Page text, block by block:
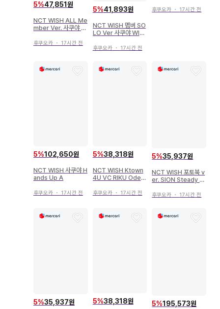
5%47,851원
NCT WISH ALL Me
mber Ver. 사쿠야 W
후쿠오카 ・ 17시간 전
5%41,893원
NCT WISH 멤버 SO
LO Ver 사쿠야 WIS
후쿠오카・ 17시간 전
후쿠오카 ・ 17시간 전
5%102,650원
NCT WISH 사쿠야 H
ands Up A
후쿠오카 ・ 17시간 전
5%38,318원
NCT WISH Ktown
4U VC RIKU Ode t
후쿠오카・ 17시간 전
5%35,937원
NCT WISH 포토북 v
er. SION Steady 빨
후쿠오카 ・ 17시간 전
5%35,937원 5%38,318원 5%195,573원